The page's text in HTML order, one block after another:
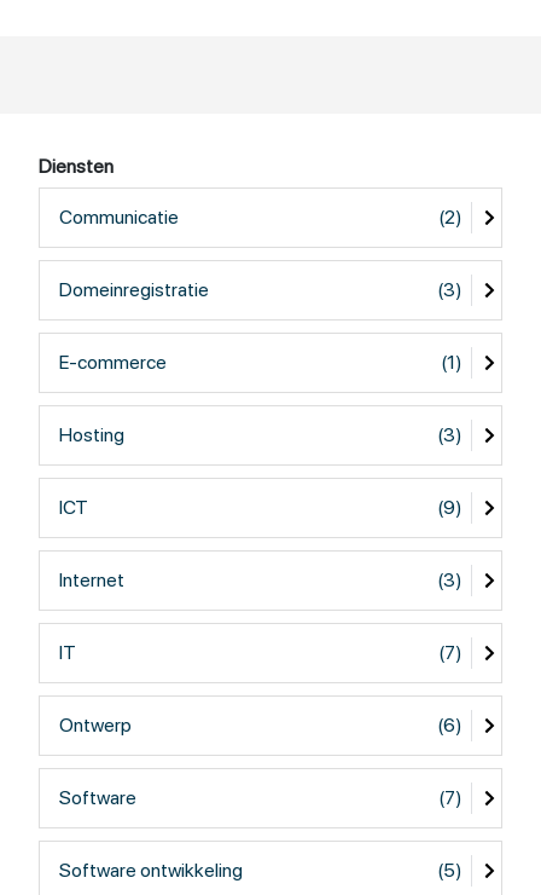
Diensten
Communicatie (2)
Domeinregistratie (3)
E-commerce (1)
Hosting (3)
ICT (9)
Internet (3)
IT (7)
Ontwerp (6)
Software (7)
Software ontwikkeling (5)